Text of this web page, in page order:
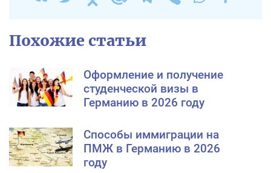
Похожие статьи
Оформление и получение
студенческой визы в
Германию в 2026 году
Способы иммиграции на
ПМЖ в Германию в 2026
году